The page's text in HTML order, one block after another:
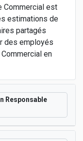
Commercial est
estimations de
partagés
des employés
en
Responsable